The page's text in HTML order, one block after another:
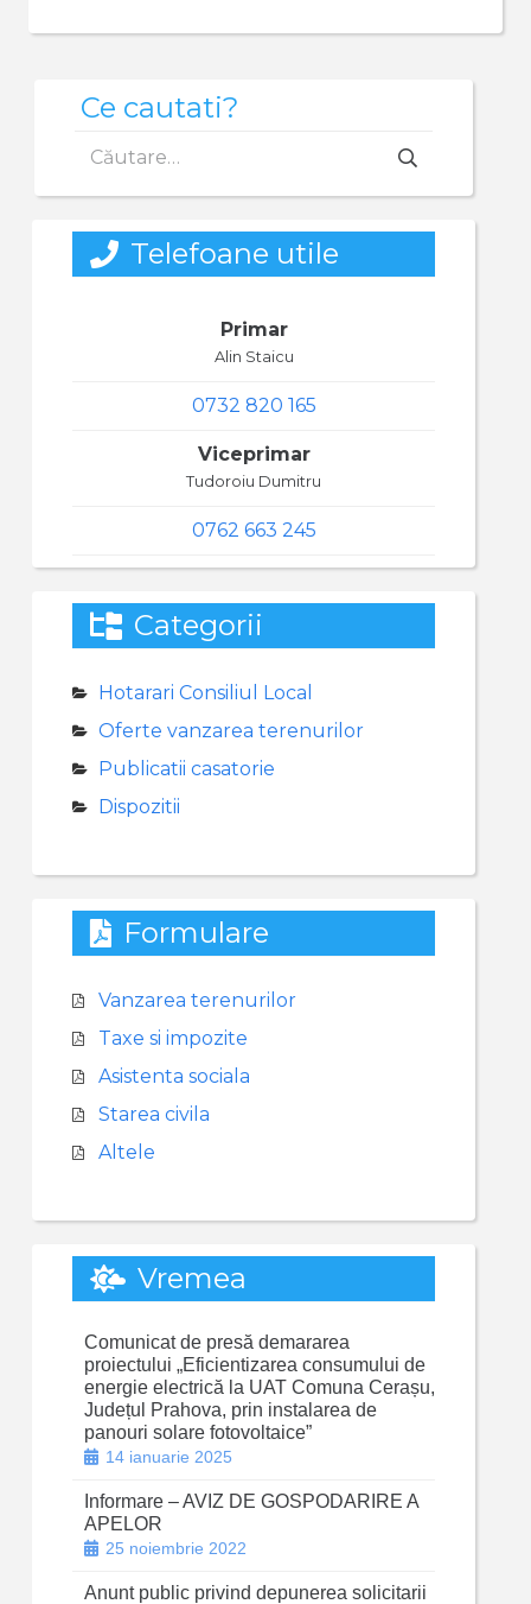
Ce cautati?
după:
Telefoane utile
Primar
Alin Staicu
0732 820 165
Viceprimar
Tudoroiu Dumitru
0762 663 245
Categorii
Hotarari Consiliul Local
Oferte vanzarea terenurilor
Publicatii casatorie
Dispozitii
Formulare
Vanzarea terenurilor
Taxe si impozite
Asistenta sociala
Starea civila
Altele
Vremea
Comunicat de presă demararea
proiectului „Eficientizarea consumului de
energie electrică la UAT Comuna Cerașu,
Județul Prahova, prin instalarea de
panouri solare fotovoltaice”
14 ianuarie 2025
Informare – AVIZ DE GOSPODARIRE A
APELOR
25 noiembrie 2022
Anunt public privind depunerea solicitarii